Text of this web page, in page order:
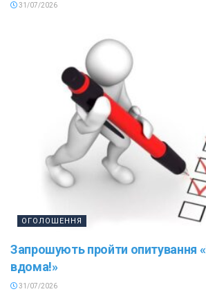
31/07/2026
ОГОЛОШЕННЯ
Запрошують пройти опитування
вдома!»
31/07/2026